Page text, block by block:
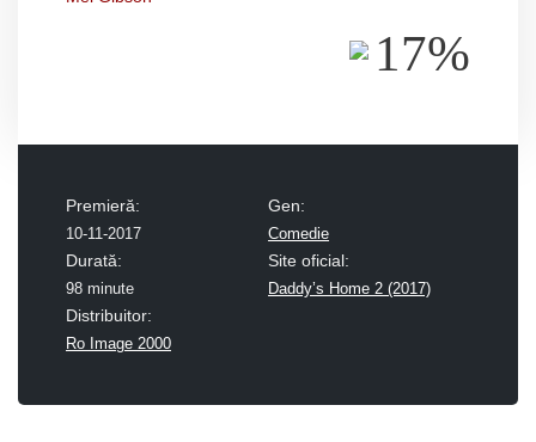
17%
Premieră:
10-11-2017
Gen:
Comedie
Durată:
98 minute
Site oficial:
Daddy’s Home 2 (2017)
Distribuitor:
Ro Image 2000